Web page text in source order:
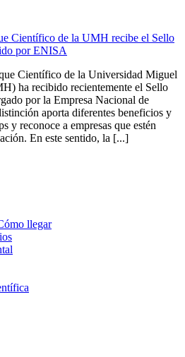
Científico de la UMH recibe el Sello
por ENISA
Científico de la Universidad Miguel
ha recibido recientemente el Sello
por la Empresa Nacional de
aporta diferentes beneficios y
y reconoce a empresas que estén
En este sentido, la [...]
llegar